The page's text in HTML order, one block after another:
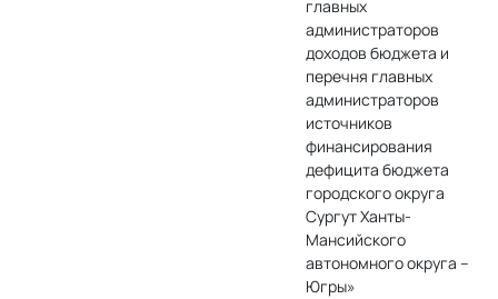
главных
администраторов
доходов бюджета и
перечня главных
администраторов
источников
финансирования
дефицита бюджета
городского округа
Сургут Ханты-
Мансийского
автономного округа –
Югры»